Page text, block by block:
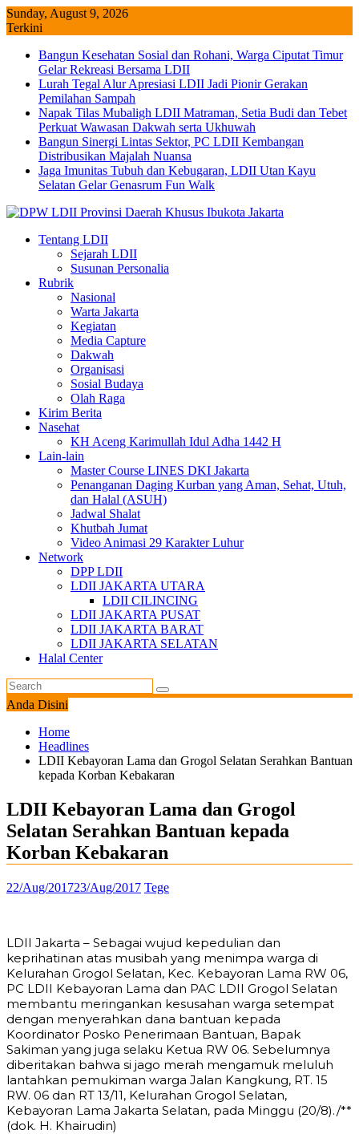
Skip
to
Sunday, August 9, 2026
Terkini
Bangun Kesehatan Sosial dan Rohani, Warga Ciputat Timur
Gelar Rekreasi Bersama LDII
Lurah Tegal Alur Apresiasi LDII Jadi Pionir Gerakan
Pemilahan Sampah
Napak Tilas Mubaligh LDII Matraman, Setia Budi dan Tebet
Perkuat Wawasan Dakwah serta Ukhuwah
Bangun Sinergi Lintas Sektor, PC LDII Kembangan
Distribusikan Majalah Nuansa
Jaga Imunitas Tubuh dan Kebugaran, LDII Utan Kayu
Selatan Gelar Genasrum Fun Walk
Tentang LDII
Sejarah LDII
Susunan Personalia
Rubrik
Nasional
Warta Jakarta
Kegiatan
Media Capture
Dakwah
Organisasi
Sosial Budaya
Olah Raga
Kirim Berita
Nasehat
KH Aceng Karimullah Idul Adha 1442 H
Lain-lain
Master Course LINES DKI Jakarta
Penanganan Daging Kurban yang Aman, Sehat, Utuh,
dan Halal (ASUH)
Jadwal Shalat
Khutbah Jumat
Video Animasi 29 Karakter Luhur
Network
DPP LDII
LDII JAKARTA UTARA
LDII CILINCING
LDII JAKARTA PUSAT
LDII JAKARTA BARAT
LDII JAKARTA SELATAN
Halal Center
Anda Disini
Home
Headlines
LDII Kebayoran Lama dan Grogol Selatan Serahkan Bantuan
kepada Korban Kebakaran
LDII Kebayoran Lama dan Grogol
Selatan Serahkan Bantuan kepada
Korban Kebakaran
22/Aug/201723/Aug/2017 Tege
LDII Jakarta – Sebagai wujud kepedulian dan
keprihatinan atas musibah yang menimpa warga di
Kelurahan Grogol Selatan, Kec. Kebayoran Lama RW 06,
PC LDII Kebayoran Lama dan PAC LDII Grogol Selatan
membantu meringankan kesusahan warga setempat
dengan menyerahkan dana bantuan kepada
Koordinator Posko Penerimaan Bantuan, Bapak
Sakiman yang juga selaku Ketua RW 06. Sebelumnya
diberitakan bahwa si jago merah mengamuk meluluh
lantahkan pemukiman warga Jalan Kangkung, RT. 15
RW. 06 dan RT 13/11, Kelurahan Grogol Selatan,
Kebayoran Lama Jakarta Selatan, pada Minggu (20/8)./**
(dok. H. Khairudin)